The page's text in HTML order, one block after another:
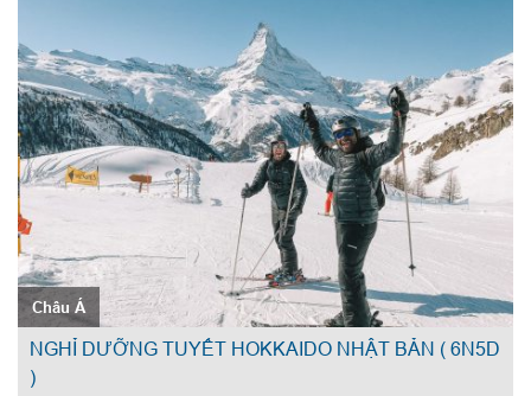
Châu Á
NGHỈ DƯỠNG TUYẾT HOKKAIDO NHẬT BẢN ( 6N5D
)